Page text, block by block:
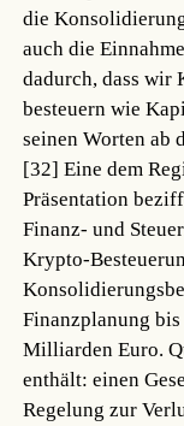
die
auch die
dadurch, dass wir
besteuern wie
seinen Worten ab
[32] Eine dem
Präsentation
Finanz- und
Krypto-
Finanzplanung
Milliarden Euro.
enthält: einen
Regelung zur